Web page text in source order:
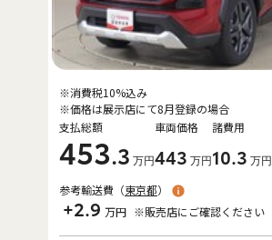
支払総額
453.3 万円
車両価格
443 万円
諸費用
10.3 万円
※消費税10%込み
※価格は展示店にて8月登録の場合
参考輸送費（東京都）
+2.9 万円 ※販売店にご確認ください